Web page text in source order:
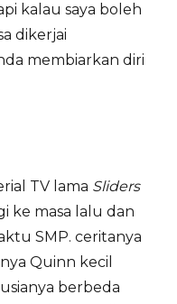
kalau saya boleh
dikerjai
membiarkan diri
TV lama Sliders
ke masa lalu dan
SMP. ceritanya
Quinn kecil
berbeda